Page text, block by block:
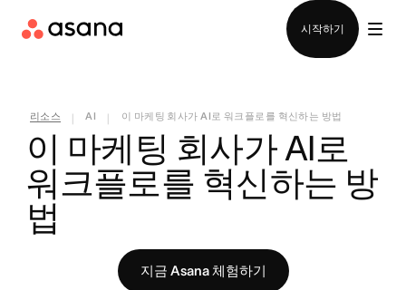
시작하기
리소스 AI 이 마케팅 회사가 AI로 워크플로를 혁신하는 방법
이 마케팅 회사가 AI로
워크플로를 혁신하는 방
법
지금 Asana 체험하기